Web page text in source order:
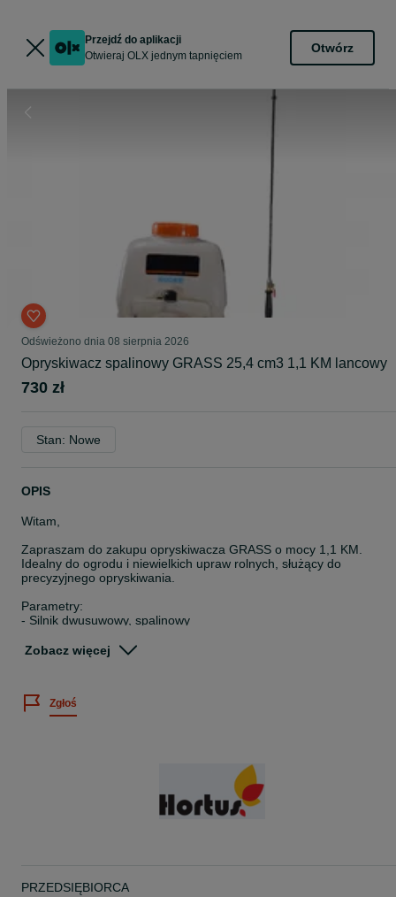
Przejdź do aplikacji
Otwieraj OLX jednym tapnięciem
Otwórz
Odświeżono dnia 08 sierpnia 2026
Opryskiwacz spalinowy GRASS 25,4 cm3 1,1 KM lancowy
730 zł
Stan: Nowe
OPIS
Witam,
Zapraszam do zakupu opryskiwacza GRASS o mocy 1,1 KM.
Idealny do ogrodu i niewielkich upraw rolnych, służący do
precyzyjnego opryskiwania.
Parametry:
- Silnik dwusuwowy, spalinowy
- Pojemność silnika: 25,4 cm3,
- Zakres ciśnienia pracy: 1,5-2,5 MPa
- Waga: 8,0 kg
Sklep - Serwis - Wypożyczalnia
Godziny otwarcia:
Zobacz więcej
Zgłoś
PRZEDSIĘBIORCA